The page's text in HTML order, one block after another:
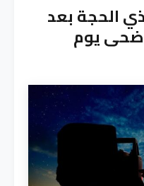
الحجة بعد
يوم